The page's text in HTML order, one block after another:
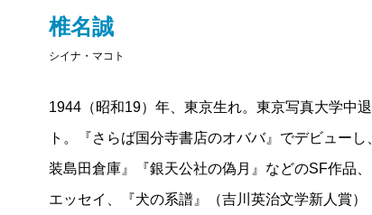
椎名誠
シイナ・マコト
1944（昭和19）年、東京生れ。東京写真大学中
ト。『さらば国分寺書店のオババ』でデビュー
装島田倉庫』『銀天公社の偽月』などのSF作品
エッセイ、『犬の系譜』（吉川英治文学新人賞